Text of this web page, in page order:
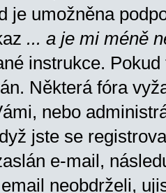
je umožněna
... a je mi méně
instrukce.
Některá fóra
nebo
jste se
e-mail,
neobdrželi,